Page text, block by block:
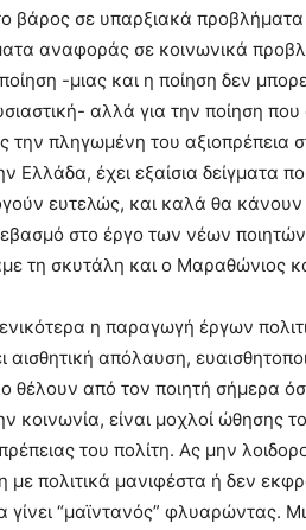
βάρος σε υπαρξιακά
αναφοράς σε κοινωνικά
-μιας και η ποίηση δεν
αλλά για την ποίηση
την πληγωμένη του αξιοπρέπεια
Ελλάδα, έχει εξαίσια δείγματα
ευτελώς, και καλά θα
στο έργο των νέων
τη σκυτάλη και ο Μαραθώνιος
η παραγωγή έργων
αισθητική απόλαυση,
θέλουν από τον ποιητή σήμερα
κοινωνία, είναι μοχλοί ώθησης
του πολίτη. Ας μην
με πολιτικά μανιφέστα ή δεν
“μαϊντανός” φλυαρώντας.